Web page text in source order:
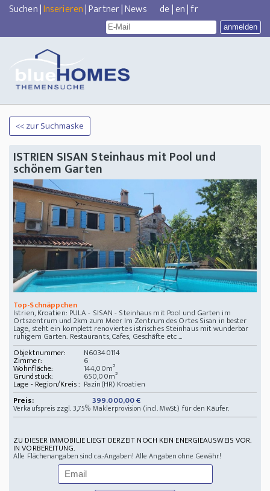
Suchen|Inserieren|Partner|News de|en|fr
<< zur Suchmaske
ISTRIEN SISAN Steinhaus mit Pool und
schönem Garten
Top-Schnäppchen
Istrien, Kroatien: PULA - SISAN - Steinhaus mit Pool und Garten im
Ortszentrum und 2km zum Meer Im Zentrum des Ortes Sisan in bester
Lage, steht ein komplett renoviertes istrisches Steinhaus mit wunderbar
ruhigem Garten. Restaurants, Cafes, Geschäfte etc ...
Objektnummer:
N60340114
Zimmer: 6
Wohnfläche: 144,00m²
Grundstück: 650,00m²
Lage - Region/Kreis : Pazin(HR) Kroatien
Preis:
399.000,00 €
Verkaufspreis zzgl. 3,75% Maklerprovision (incl. MwSt.) für den Käufer.
ZU DIESER IMMOBILIE LIEGT DERZEIT NOCH KEIN ENERGIEAUSWEIS VOR.
IN VORBEREITUNG.
Alle Flächenangaben sind ca.-Angaben! Alle Angaben ohne Gewähr!